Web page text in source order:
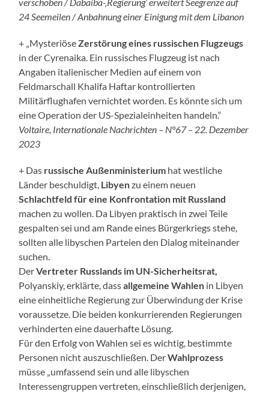
24 Seemeilen / Anbahnung einer Einigung mit dem Libanon
+ „MysteriöseZerstörung eines russischen Flugzeugs
in der Cyrenaika. Ein russisches Flugzeug ist nach
Angaben italienischer Medien auf einem von
Feldmarschall Khalifa Haftar kontrollierten
Militärflughafen vernichtet worden. Es könnte sich um
eine Operation der US-Spezialeinheiten handeln.“
Voltaire, Internationale Nachrichten – N°67 – 22. Dezember
2023
+ Das russische Außenministerium hat westliche
Länder beschuldigt, Libyenzu einem neuen
Schlachtfeld für eine Konfrontation mit Russland
machen zu wollen. Da Libyen praktisch in zwei Teile
gespalten sei und am Rande eines Bürgerkriegs stehe,
sollten alle libyschen Parteien den Dialog miteinander
suchen.
DerVertreter Russlands im UN-Sicherheitsrat,
Polyanskiy, erklärte, dassallgemeine Wahlen in Libyen
eine einheitliche Regierung zur Überwindung der Krise
voraussetze. Die beiden konkurrierenden Regierungen
verhinderten eine dauerhafte Lösung.
Für den Erfolg von Wahlen sei es wichtig, bestimmte
Personen nicht auszuschließen. DerWahlprozess
müsse „umfassend sein und alle libyschen
Interessengruppen vertreten, einschließlich derjenigen,